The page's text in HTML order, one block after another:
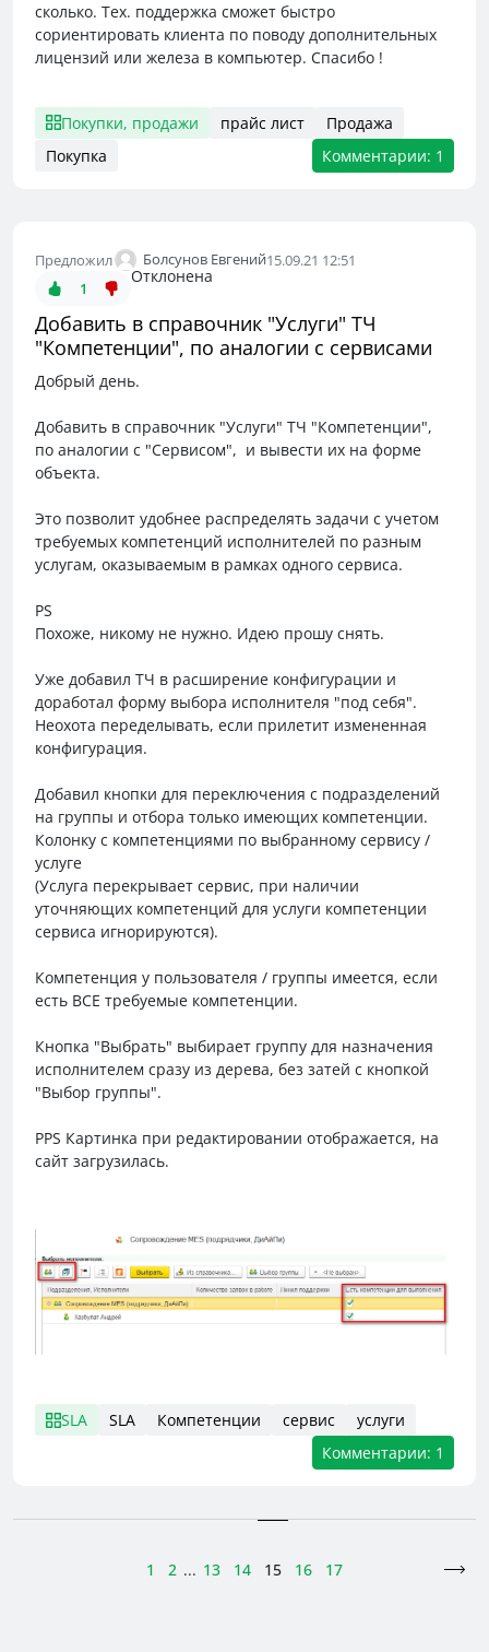
сколько. Тех. поддержка сможет быстро
сориентировать клиента по поводу дополнительных
лицензий или железа в компьютер. Спасибо !
Покупки, продажи прайс лист
Продажа
Покупка
Комментарии: 1
Предложил Болсунов Евгений15.09.21 12:51
1
Отклонена
Добавить в справочник "Услуги" ТЧ
"Компетенции", по аналогии с сервисами
Добрый день.
Добавить в справочник "Услуги" ТЧ "Компетенции",
по аналогии с "Сервисом", и вывести их на форме
объекта.
Это позволит удобнее распределять задачи с учетом
требуемых компетенций исполнителей по разным
услугам, оказываемым в рамках одного сервиса.
PS
Похоже, никому не нужно. Идею прошу снять.
Уже добавил ТЧ в расширение конфигурации и
доработал форму выбора исполнителя "под себя".
Неохота переделывать, если прилетит измененная
конфигурация.
Добавил кнопки для переключения с подразделений
на группы и отбора только имеющих компетенции.
Колонку с компетенциями по выбранному сервису /
услуге
(Услуга перекрывает сервис, при наличии
уточняющих компетенций для услуги компетенции
сервиса игнорируются).
Компетенция у пользователя / группы имеется, если
есть ВСЕ требуемые компетенции.
Кнопка "Выбрать" выбирает группу для назначения
исполнителем сразу из дерева, без затей с кнопкой
"Выбор группы".
PPS Картинка при редактировании отображается, на
сайт загрузилась.
SLA SLA Компетенции сервис
услуги
Комментарии: 1
1 2 ... 13 14 15 16 17